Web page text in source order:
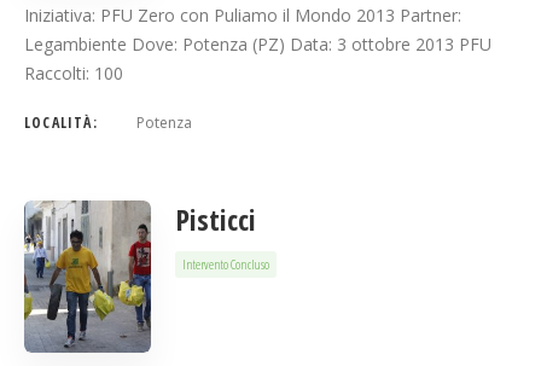
Iniziativa: PFU Zero con Puliamo il Mondo 2013 Partner:
Legambiente Dove: Potenza (PZ) Data: 3 ottobre 2013 PFU
Raccolti: 100
LOCALITÀ: Potenza
Pisticci
Intervento Concluso